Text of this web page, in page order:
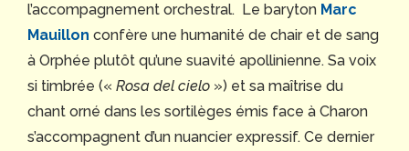
l’accompagnement orchestral. Le baryton Marc
Mauillon confère une humanité de chair et de sang
à Orphée plutôt qu’une suavité apollinienne. Sa voix
si timbrée (« Rosa del cielo ») et sa maîtrise du
chant orné dans les sortilèges émis face à Charon
s’accompagnent d’un nuancier expressif. Ce dernier